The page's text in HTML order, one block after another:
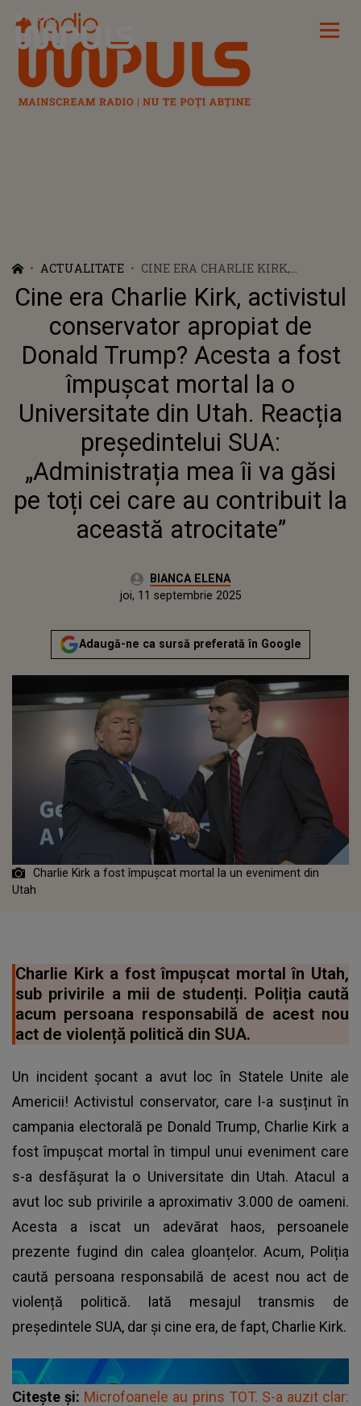
Radio Impuls
ACTUALITATE
CINE ERA CHARLIE KIRK,
ACTIVISTUL CONSERVATOR
APROPIAT DE DONALD TRUMP?
ACESTA A FOST ÎMPUȘCAT
MORTAL LA O UNIVERSITATE DIN
UTAH. REACȚIA PREȘEDINTELUI
SUA: „ADMINISTRAȚIA MEA ÎI VA
GĂSI PE TOȚI CEI CARE AU
CONTRIBUIT LA ACEASTĂ
ATROCITATE”
Cine era Charlie Kirk, activistul
conservator apropiat de
Donald Trump? Acesta a fost
împușcat mortal la o
Universitate din Utah. Reacția
președintelui SUA:
„Administrația mea îi va găsi
pe toți cei care au contribuit la
această atrocitate”
Autor:BIANCA ELENA
joi, 11 septembrie 2025Actualizat:
joi, 11 septembrie 2025
Adaugă-ne ca sursă preferată în Google
Charlie Kirk a fost împușcat mortal la un eveniment din
Utah
Charlie Kirk a fost împușcat mortal în Utah,
sub privirile a mii de studenți. Poliția caută
acum persoana responsabilă de acest nou
act de violență politică din SUA.
Un incident șocant a avut loc în Statele Unite ale
Americii! Activistul conservator, care l-a susținut în
campania electorală pe Donald Trump, Charlie Kirk a
fost împușcat mortal în timpul unui eveniment care
s-a desfășurat la o Universitate din Utah. Atacul a
avut loc sub privirile a aproximativ 3.000 de oameni.
Acesta a iscat un adevărat haos, persoanele
prezente fugind din calea gloanțelor. Acum, Poliția
caută persoana responsabilă de acest nou act de
violență politică. Iată mesajul transmis de
președintele SUA, dar și cine era, de fapt, Charlie Kirk.
Citește și: Microfoanele au prins TOT. S-a auzit clar: